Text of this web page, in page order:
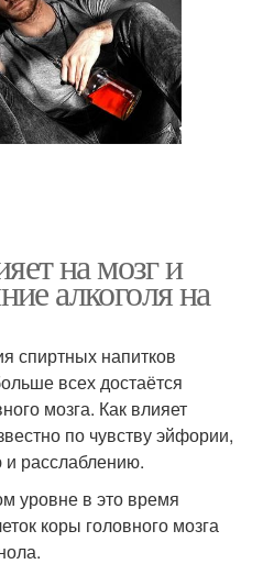
на мозг и
алкоголя на
спиртных напитков
всех достаётся
мозга. Как влияет
по чувству эйфории,
расслаблению.
уровне в это время
коры головного мозга